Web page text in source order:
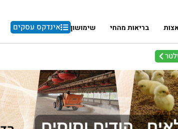
בריאות מהחי שימושון אינדקס עסקים